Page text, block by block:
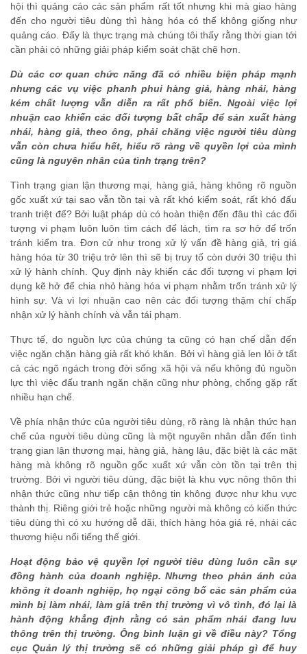
hội thì quảng cáo các sản phẩm rất tốt nhưng khi mà giao hàng
đến cho người tiêu dùng thì hàng hóa có thể không giống như
quảng cáo. Đấy là thực trạng mà chúng tôi thấy rằng thời gian tới
cần phải có những giải pháp kiểm soát chặt chẽ hơn.
Dù các cơ quan chức năng đã có nhiều biện pháp mạnh
nhưng các vụ việc phanh phui hàng giả, hàng nhái, hàng
kém chất lượng vẫn diễn ra rất phổ biến. Ngoài việc lợi
nhuận cao khiến các đối tượng bất chấp để sản xuất hàng
nhái, hàng giả, theo ông, phải chăng việc người tiêu dùng
vẫn còn chưa hiểu hết, hiểu rõ ràng về quyền lợi của mình
cũng là nguyên nhân của tình trạng trên?
Tình trạng gian lận thương mại, hàng giả, hàng không rõ nguồn
gốc xuất xứ tại sao vẫn tồn tại và rất khó kiểm soát, rất khó đấu
tranh triệt để? Bởi luật pháp dù có hoàn thiện đến đâu thì các đối
tượng vi phạm luôn luôn tìm cách để lách, tìm ra sơ hở để trốn
tránh kiểm tra. Đơn cử như trong xử lý vấn đề hàng giả, trị giá
hàng hóa từ 30 triệu trở lên thì sẽ bị truy tố còn dưới 30 triệu thì
xử lý hành chính. Quy định này khiến các đối tượng vi phạm lợi
dụng kẽ hở để chia nhỏ hàng hóa vi phạm nhằm trốn tránh xử lý
hình sự. Và vì lợi nhuận cao nên các đối tượng thậm chí chấp
nhận xử lý hành chính và vẫn tái phạm.
Thực tế, do nguồn lực của chúng ta cũng có hạn chế dẫn đến
việc ngăn chặn hàng giả rất khó khăn. Bởi vì hàng giả len lỏi ở tất
cả các ngõ ngách trong đời sống xã hội và nếu không đủ nguồn
lực thì việc đấu tranh ngăn chặn cũng như phòng, chống gặp rất
nhiều hạn chế.
Về phía nhận thức của người tiêu dùng, rõ ràng là nhận thức hạn
chế của người tiêu dùng cũng là một nguyên nhân dẫn đến tình
trạng gian lận thương mại, hàng giả, hàng lậu, đặc biệt là các mặt
hàng mà không rõ nguồn gốc xuất xứ vẫn còn tồn tại trên thị
trường. Bởi vì người tiêu dùng, đặc biệt là khu vực nông thôn thì
nhận thức cũng như tiếp cận thông tin không được như khu vực
thành thị. Riêng giới trẻ hoặc những người mà không có kiến thức
tiêu dùng thì có xu hướng dễ dãi, thích hàng hóa giá rẻ, nhái các
thương hiệu nổi tiếng thế giới.
Hoạt động bảo vệ quyền lợi người tiêu dùng luôn cần sự
đồng hành của doanh nghiệp. Nhưng theo phản ánh của
không ít doanh nghiệp, họ ngại công bố các sản phẩm của
mình bị làm nhái, làm giả trên thị trường vì vô tình, đó lại là
hành động khẳng định rằng có sản phẩm nhái đang lưu
thông trên thị trường. Ông bình luận gì về điều này? Tổng
cục Quản lý thị trường sẽ có những giải pháp gì để huy